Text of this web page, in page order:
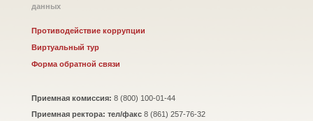
данных
Противодействие коррупции
Виртуальный тур
Форма обратной связи
Приемная комиссия: 8 (800) 100-01-44
Приемная ректора: тел/факс 8 (861) 257-76-32